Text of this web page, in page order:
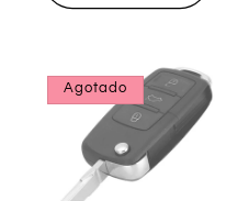
Agotado